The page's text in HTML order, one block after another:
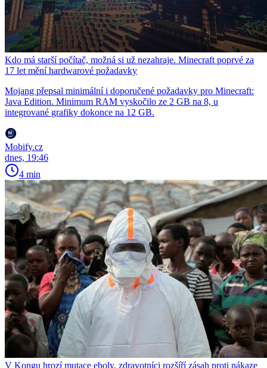
Kdo má starší počítač, možná si už nezahraje. Minecraft poprvé za
17 let mění hardwarové požadavky
Mojang přepsal minimální i doporučené požadavky pro Minecraft:
Java Edition. Minimum RAM vyskočilo ze 2 GB na 8, u
integrované grafiky dokonce na 12 GB.
Mobify.cz
dnes, 19:46
4 min
V Kongu hrozí mutace eboly, zdravotníci rozšíří zásah proti nákaze